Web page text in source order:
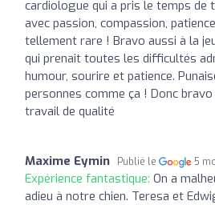
cardiologue qui a pris le temps de
avec passion, compassion,
tellement rare ! Bravo aussi à la
qui prenait toutes les difficultés
humour, sourire et patience.
personnes comme ça ! Donc
travail de qualité
Maxime Eymin Publié le 5
Expérience fantastique: On a
adieu à notre chien. Teresa et